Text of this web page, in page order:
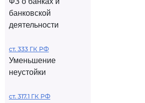
банковской
деятельности
ст. 333 ГК РФ
Уменьшение
неустойки
ст. 317.1 ГК РФ